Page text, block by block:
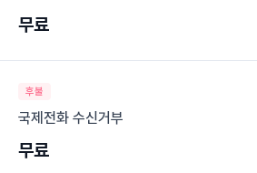
무료
후불
국제전화 수신거부
무료